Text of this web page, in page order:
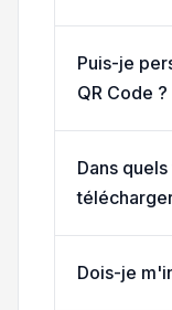
Puis-je
QR Code ?
Dans
Dois-je